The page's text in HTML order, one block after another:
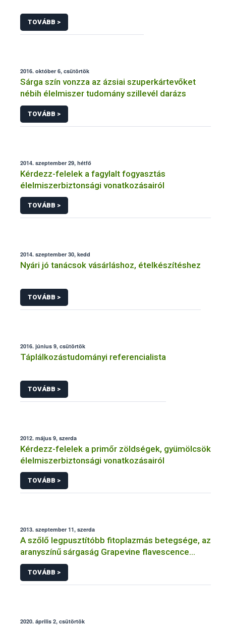
TOVÁBB >
2016. október 6, csütörtök
Sárga szín vonzza az ázsiai szuperkártevőket
nébih élelmiszer tudomány szillevél darázs
TOVÁBB >
2014. szeptember 29, hétfő
Kérdezz-felelek a fagylalt fogyasztás
élelmiszerbiztonsági vonatkozásairól
TOVÁBB >
2014. szeptember 30, kedd
Nyári jó tanácsok vásárláshoz, ételkészítéshez
TOVÁBB >
2016. június 9, csütörtök
Táplálkozástudományi referencialista
TOVÁBB >
2012. május 9, szerda
Kérdezz-felelek a primőr zöldségek, gyümölcsök
élelmiszerbiztonsági vonatkozásairól
TOVÁBB >
2013. szeptember 11, szerda
A szőlő legpusztítóbb fitoplazmás betegsége, az
aranyszínű sárgaság Grapevine flavescence
dorée (FD)
TOVÁBB >
2020. április 2, csütörtök